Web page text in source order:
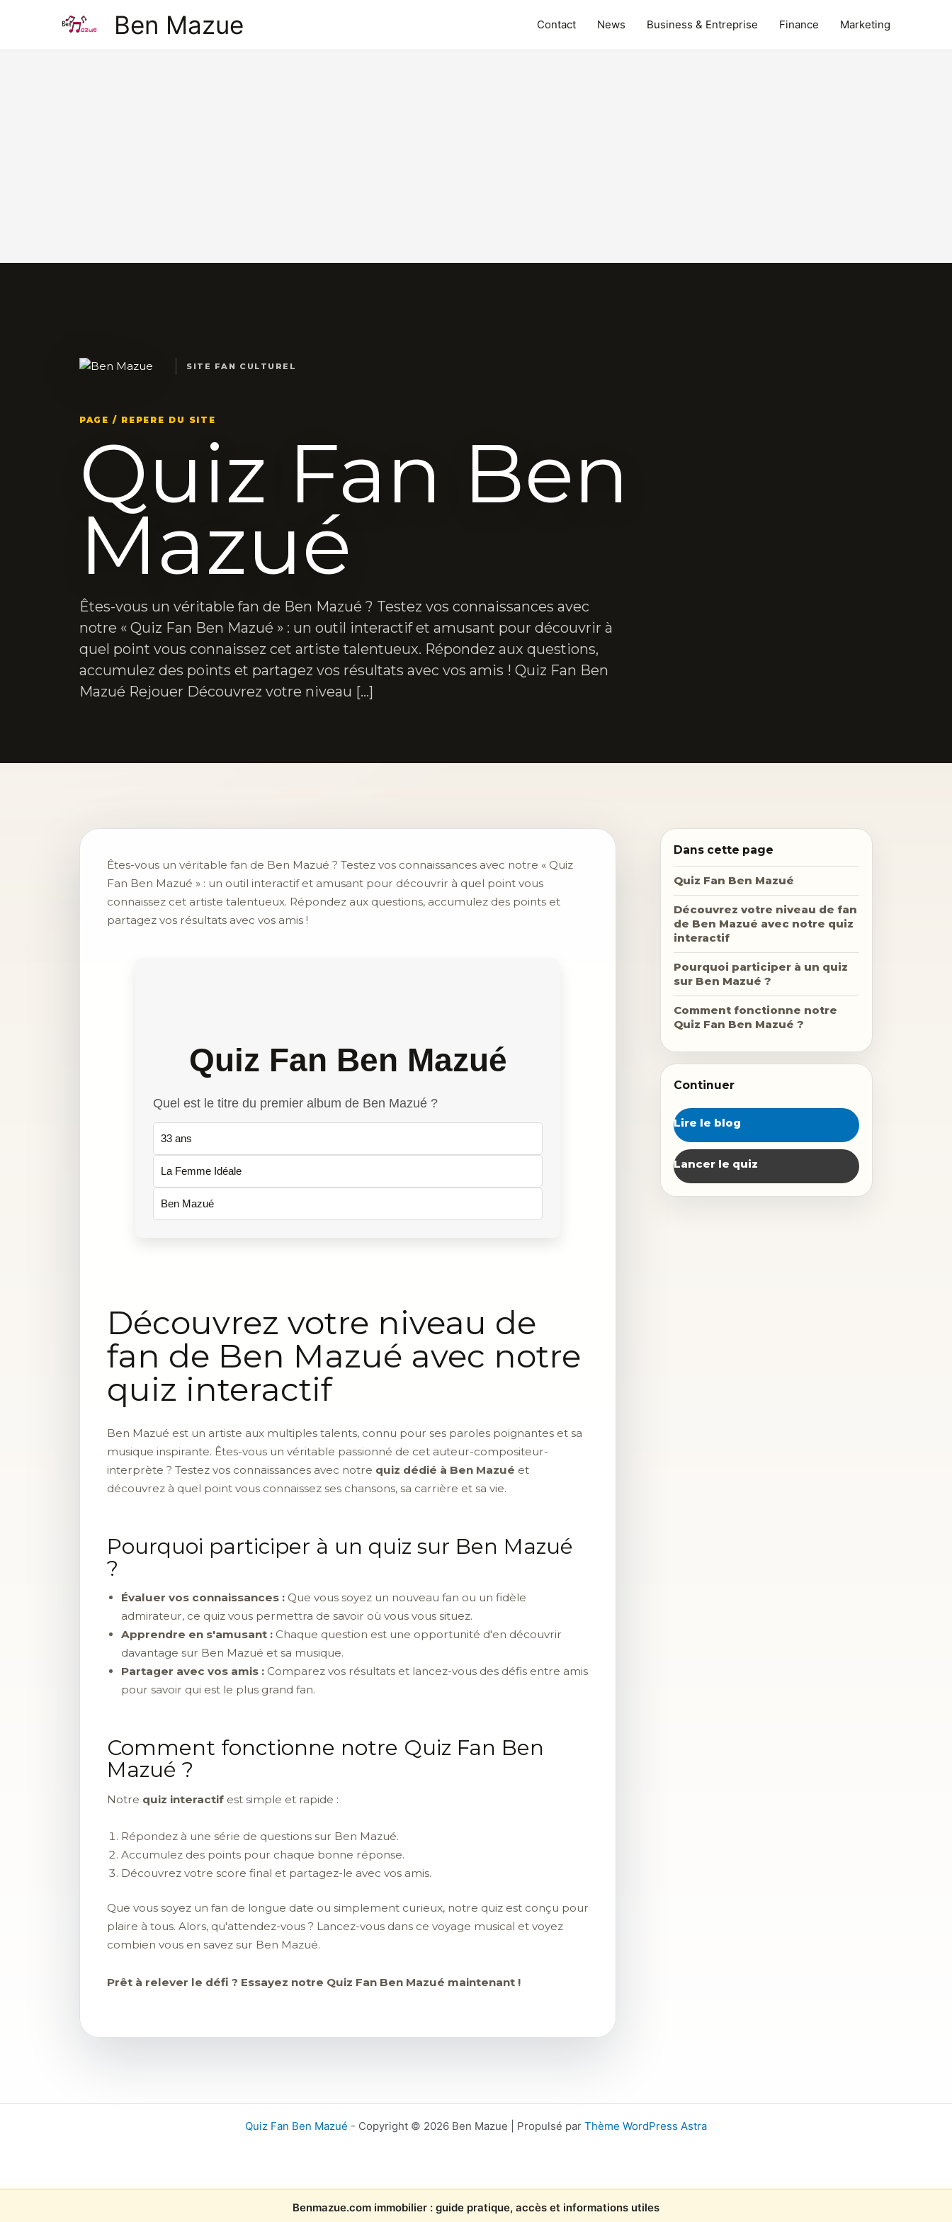
Ben Mazue Contact News Business & Entreprise Finance Marketing
SITE FAN CULTUREL
PAGE / REPERE DU SITE
Quiz Fan Ben
Mazué
Êtes-vous un véritable fan de Ben Mazué ? Testez vos connaissances avec
notre « Quiz Fan Ben Mazué » : un outil interactif et amusant pour découvrir à
quel point vous connaissez cet artiste talentueux. Répondez aux questions,
accumulez des points et partagez vos résultats avec vos amis ! Quiz Fan Ben
Mazué Rejouer Découvrez votre niveau […]
Êtes-vous un véritable fan de Ben Mazué ? Testez vos connaissances avec notre « Quiz
Fan Ben Mazué » : un outil interactif et amusant pour découvrir à quel point vous
connaissez cet artiste talentueux. Répondez aux questions, accumulez des points et
partagez vos résultats avec vos amis !
Quiz Fan Ben Mazué
Quel est le titre du premier album de Ben Mazué ?
33 ans
La Femme Idéale
Ben Mazué
Découvrez votre niveau de
fan de Ben Mazué avec notre
quiz interactif
Ben Mazué est un artiste aux multiples talents, connu pour ses paroles poignantes et sa
musique inspirante. Êtes-vous un véritable passionné de cet auteur-compositeur-
interprète ? Testez vos connaissances avec notre quiz dédié à Ben Mazué et
découvrez à quel point vous connaissez ses chansons, sa carrière et sa vie.
Pourquoi participer à un quiz sur Ben Mazué
?
Évaluer vos connaissances : Que vous soyez un nouveau fan ou un fidèle
admirateur, ce quiz vous permettra de savoir où vous vous situez.
Apprendre en s'amusant : Chaque question est une opportunité d'en découvrir
davantage sur Ben Mazué et sa musique.
Partager avec vos amis : Comparez vos résultats et lancez-vous des défis entre amis
pour savoir qui est le plus grand fan.
Comment fonctionne notre Quiz Fan Ben
Mazué ?
Notre quiz interactif est simple et rapide :
Répondez à une série de questions sur Ben Mazué.
Accumulez des points pour chaque bonne réponse.
Découvrez votre score final et partagez-le avec vos amis.
Que vous soyez un fan de longue date ou simplement curieux, notre quiz est conçu pour
plaire à tous. Alors, qu'attendez-vous ? Lancez-vous dans ce voyage musical et voyez
combien vous en savez sur Ben Mazué.
Prêt à relever le défi ? Essayez notre Quiz Fan Ben Mazué maintenant !
Dans cette page
Quiz Fan Ben Mazué
Découvrez votre niveau de fan
de Ben Mazué avec notre quiz
interactif
Pourquoi participer à un quiz
sur Ben Mazué ?
Comment fonctionne notre
Quiz Fan Ben Mazué ?
Continuer
Lire le blog
Lancer le quiz
Quiz Fan Ben Mazué - Copyright © 2026 Ben Mazue | Propulsé par Thème WordPress Astra
Benmazue.com immobilier : guide pratique, accès et informations utiles